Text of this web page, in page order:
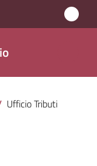
Ufficio Tributi